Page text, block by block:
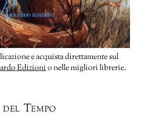
e acquista direttamente sul
Edizionio nelle migliori librerie.
Tempo